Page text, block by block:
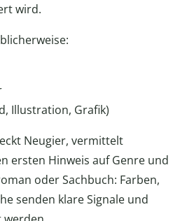
wird.
Illustration, Grafik)
Neugier, vermittelt
ersten Hinweis auf Genre und
oder Sachbuch: Farben,
senden klare Signale und